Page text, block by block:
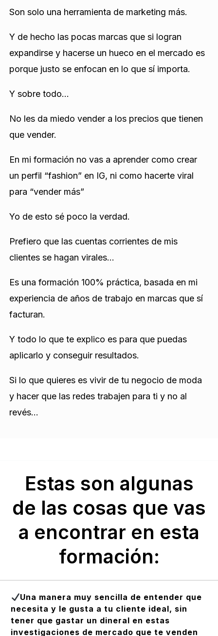
Son solo una herramienta de marketing más.
Y de hecho las pocas marcas que si logran
expandirse y hacerse un hueco en el mercado es
porque justo se enfocan en lo que sí importa.
Y sobre todo…
No les da miedo vender a los precios que tienen
que vender.
En mi formación no vas a aprender como crear
un perfil “fashion” en IG, ni como hacerte viral
para “vender más”
Yo de esto sé poco la verdad.
Prefiero que las cuentas corrientes de mis
clientes se hagan virales…
Es una formación 100% práctica, basada en mi
experiencia de años de trabajo en marcas que sí
facturan.
Y todo lo que te explico es para que puedas
aplicarlo y conseguir resultados.
Si lo que quieres es vivir de tu negocio de moda
y hacer que las redes trabajen para ti y no al
revés…
Estas son algunas
de las cosas que vas
a encontrar en esta
formación:
Una manera muy sencilla de entender que
necesita y le gusta a tu cliente ideal, sin
tener que gastar un dineral en estas
investigaciones de mercado que te venden